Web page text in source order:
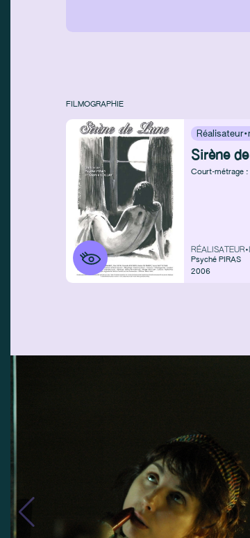
FILMOGRAPHIE
Sirène
Court-métrage
Psyché PIRAS
2006